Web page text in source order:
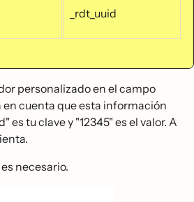
_rdt_uuid
personalizado en el campo
en cuenta que esta información
es tu clave y "12345" es el valor. A
necesario.